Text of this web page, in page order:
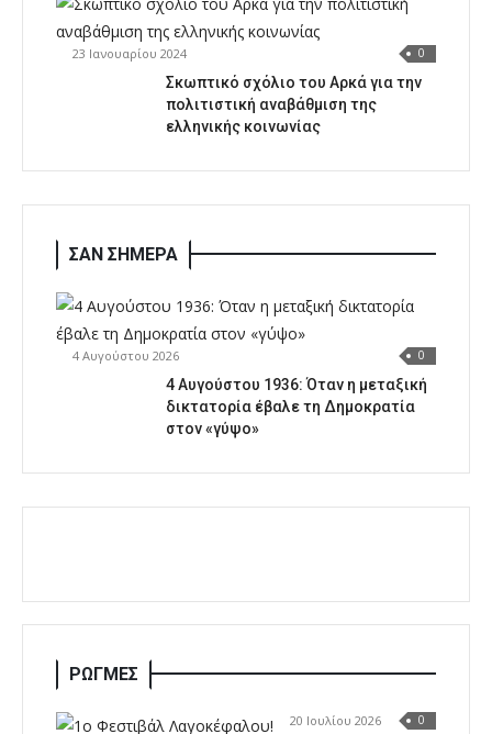
23 Ιανουαρίου 2024 0
Σκωπτικό σχόλιο του Αρκά για την
πολιτιστική αναβάθμιση της
ελληνικής κοινωνίας
ΣΑΝ ΣΗΜΕΡΑ
4 Αυγούστου 2026 0
4 Αυγούστου 1936: Όταν η μεταξική
δικτατορία έβαλε τη Δημοκρατία
στον «γύψο»
ΡΩΓΜΕΣ
20 Ιουλίου 2026 0